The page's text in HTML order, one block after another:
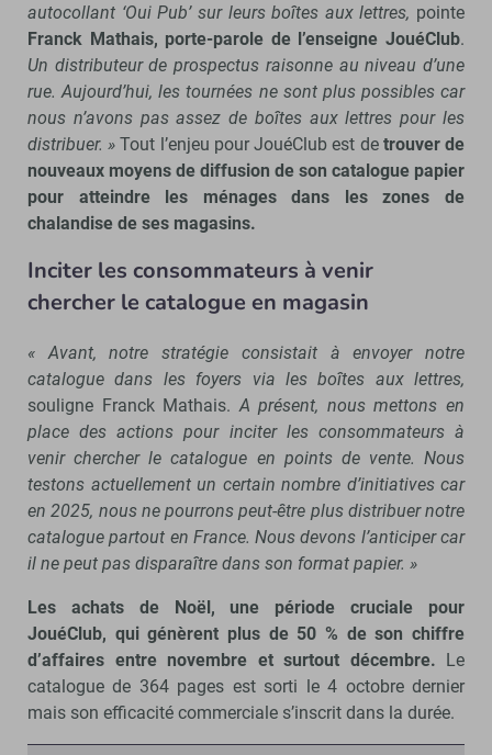
autocollant ‘Oui Pub’ sur leurs boîtes aux lettres, pointe
Franck Mathais, porte-parole de l’enseigne JouéClub.
Un distributeur de prospectus raisonne au niveau d’une
rue. Aujourd’hui, les tournées ne sont plus possibles car
nous n’avons pas assez de boîtes aux lettres pour les
distribuer. » Tout l’enjeu pour JouéClub est de trouver de
nouveaux moyens de diffusion de son catalogue papier
pour atteindre les ménages dans les zones de
chalandise de ses magasins.
Inciter les consommateurs à venir
chercher le catalogue en magasin
« Avant, notre stratégie consistait à envoyer notre
catalogue dans les foyers via les boîtes aux lettres,
souligne Franck Mathais.A présent, nous mettons en
place des actions pour inciter les consommateurs à
venir chercher le catalogue en points de vente. Nous
testons actuellement un certain nombre d’initiatives car
en 2025, nous ne pourrons peut-être plus distribuer notre
catalogue partout en France. Nous devons l’anticiper car
il ne peut pas disparaître dans son format papier. »
Les achats de Noël, une période cruciale pour
JouéClub, qui génèrent plus de 50 % de son chiffre
d’affaires entre novembre et surtout décembre. Le
catalogue de 364 pages est sorti le 4 octobre dernier
mais son efficacité commerciale s’inscrit dans la durée.